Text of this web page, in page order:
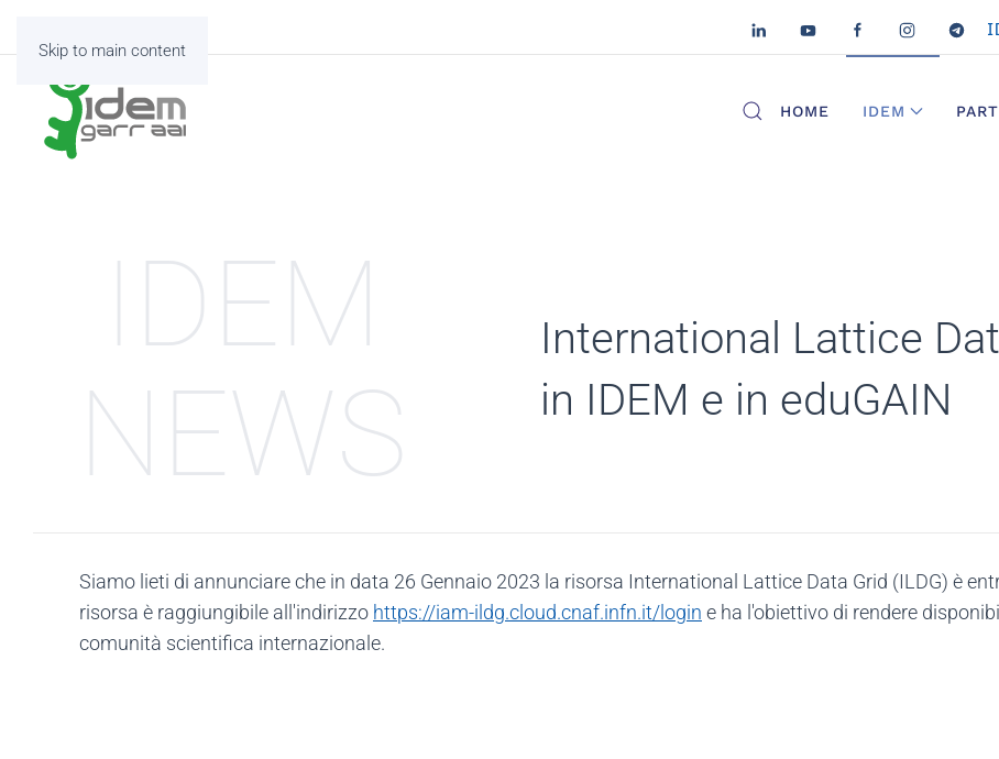
Skip to main content
HOME IDEM
IDEM
NEWS
International Lattice
in IDEM e in eduGAIN
Siamo lieti di annunciare che in data 26 Gennaio 2023 la risorsa International Lattice Data Grid (ILDG) è
risorsa è raggiungibile all'indirizzo https://iam-ildg.cloud.cnaf.infn.it/login e ha l'obiettivo di rendere
comunità scientifica internazionale.